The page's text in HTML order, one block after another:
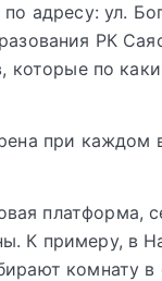
адресу: ул.
РК
которые по
при каждом
платформа,
К примеру, в
комнату